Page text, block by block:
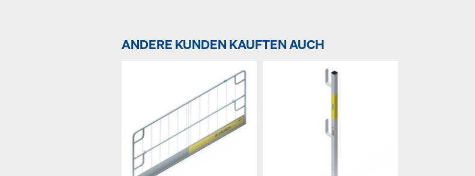
ANDERE KUNDEN KAUFTEN AUCH